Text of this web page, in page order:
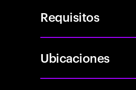
Requisitos
Ubicaciones